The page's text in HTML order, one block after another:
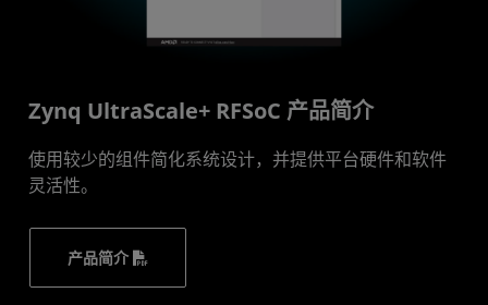
Zynq UltraScale+ RFSoC 产品简介
使用较少的组件简化系统设计，并提供平台硬件和软件
灵活性。
产品简介